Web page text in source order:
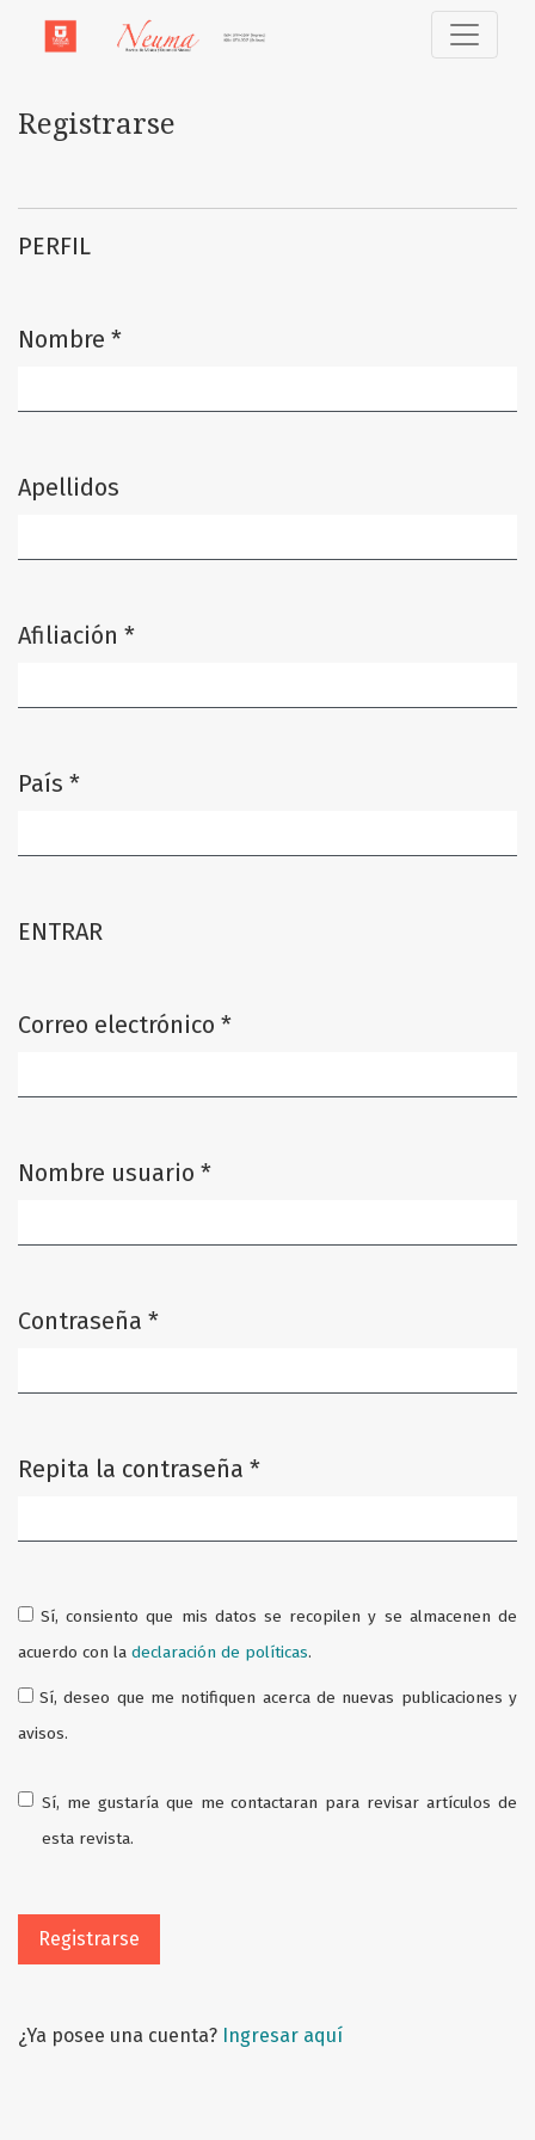
Registrarse
PERFIL
Nombre *
Apellidos
Afiliación *
País *
ENTRAR
Correo electrónico *
Nombre usuario *
Contraseña *
Repita la contraseña *
acuerdo con la declaración de políticas.
avisos.
Sí, me gustaría que me contactaran para revisar artículos de
esta revista.
Registrarse
¿Ya posee una cuenta? Ingresar aquí